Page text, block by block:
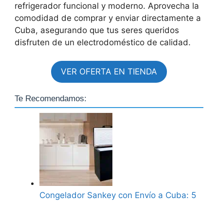
refrigerador funcional y moderno. Aprovecha la
comodidad de comprar y enviar directamente a
Cuba, asegurando que tus seres queridos
disfruten de un electrodoméstico de calidad.
VER OFERTA EN TIENDA
Te Recomendamos:
Congelador Sankey con Envío a Cuba: 5